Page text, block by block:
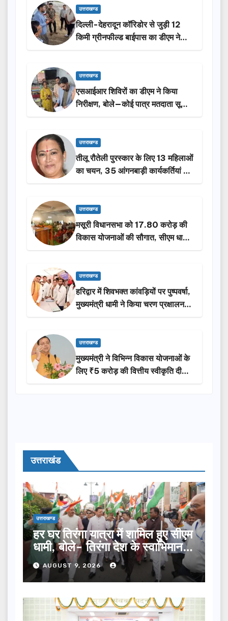
उत्तराखण्ड
दिल्ली-देहरादून कॉरिडोर से जुड़ी 12
किमी ग्रीनफील्ड बाईपास का डीएम ने
किया निरीक्षण…
उत्तराखण्ड
एसआईआर शिविरों का डीएम ने किया
निरीक्षण, बोले—कोई पात्र मतदाता सूची
से न छूटे…
उत्तराखण्ड
तीलू रौतेली पुरस्कार के लिए 13 महिलाओं
का चयन, 35 आंगनबाड़ी कार्यकर्तियां भी
होंगी सम्मानित…
उत्तराखण्ड
मसूरी विधानसभा को 17.80 करोड़ की
विकास योजनाओं की सौगात, सीएम धामी
ने किया लोकार्पण-शिलान्यास.
उत्तराखण्ड
हरिद्वार में शिवभक्त कांवड़ियों पर पुष्पवर्षा,
मुख्यमंत्री धामी ने किया चरण प्रक्षालन…
उत्तराखण्ड
मुख्यमंत्री ने विभिन्न विकास योजनाओं के
लिए ₹5 करोड़ की वित्तीय स्वीकृति दी…
उत्तराखंड
उत्तराखण्ड
हर घर तिरंगा यात्रा में शामिल हुए सीएम
धामी, बोले- तिरंगा देश के स्वाभिमान
का प्रतीक
AUGUST 9, 2026